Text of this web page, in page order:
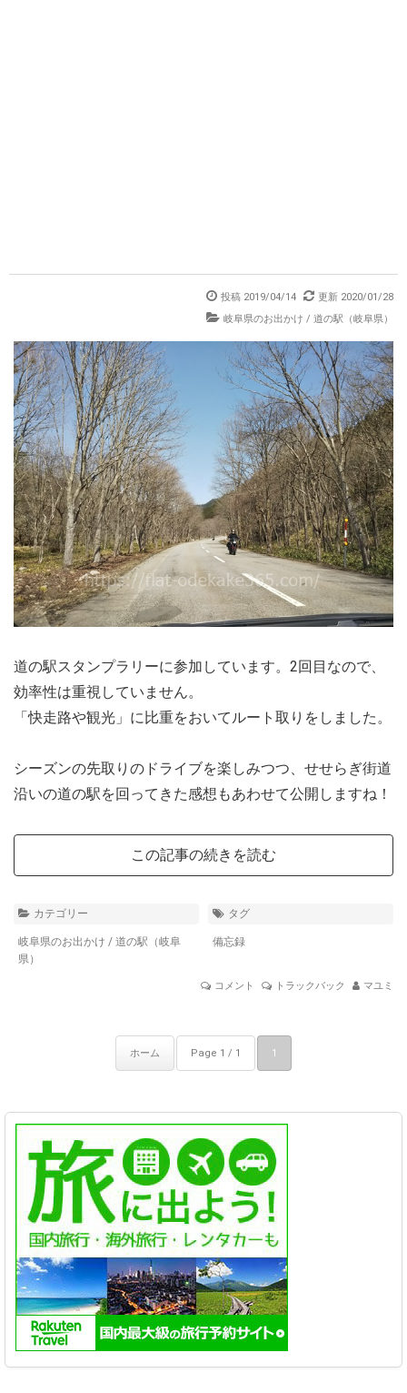
投稿 2019/04/14
更新 2020/01/28
岐阜県のお出かけ / 道の駅（岐阜県）
道の駅スタンプラリーに参加しています。2回目なので、
効率性は重視していません。
「快走路や観光」に比重をおいてルート取りをしました。
シーズンの先取りのドライブを楽しみつつ、せせらぎ街道
沿いの道の駅を回ってきた感想もあわせて公開しますね！
この記事の続きを読む
カテゴリー
岐阜県のお出かけ / 道の駅（岐阜
県）
タグ
備忘録
コメント トラックバック マユミ
ホーム Page 1 / 1 1